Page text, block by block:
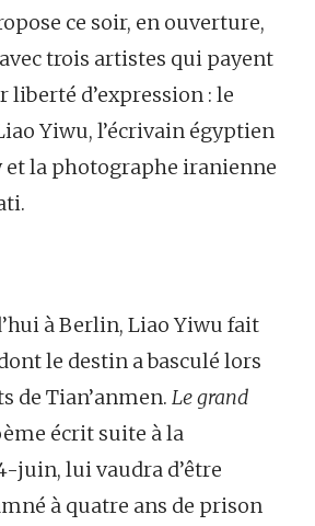
ce soir, en ouverture,
trois artistes qui payent
d’expression : le
Yiwu, l’écrivain égyptien
et la photographe iranienne
à Berlin, Liao Yiwu fait
le destin a basculé lors
de Tian’anmen. Le grand
écrit suite à la
juin, lui vaudra d’être
à quatre ans de prison